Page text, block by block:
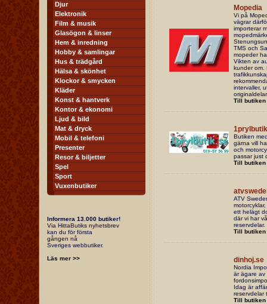
Djur
Elektronik
Film & musik
Glasögon & linser
Hem & inredning
Hobby & samlingar
Hus & trädgård
Hälsa & skönhet
Klockor & smycken
Kläder
Konst & hantverk
Kontor & ekonomi
Ljud & bild
Mat & dryck
Mobil & telefoni
Presenter
Resor & biljetter
Spel
Sport
Vuxenbutiker
Informera 13.000 butiker!
Via HittaButiks nyhetsbrev
kan du för första
gången nå
Sveriges webbutiker.
Läs mer >>
Mopedia
Vi på
vägrar
importerar
TMS och
mopeder
Vikten av
kunder om.
intervaller,
Till butiken
Butiken
gärna vill
och
passar just
Till butiken
ATV
ett helägt
där vi har
reservdelar.
Till butiken
dinhoj.se
Nordia
är ägare av
Idag är
reservdelar
Till butiken